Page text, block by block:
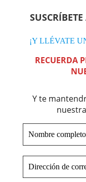
¡Y LLÉVATE
RECUERDA
Y te
completo
de